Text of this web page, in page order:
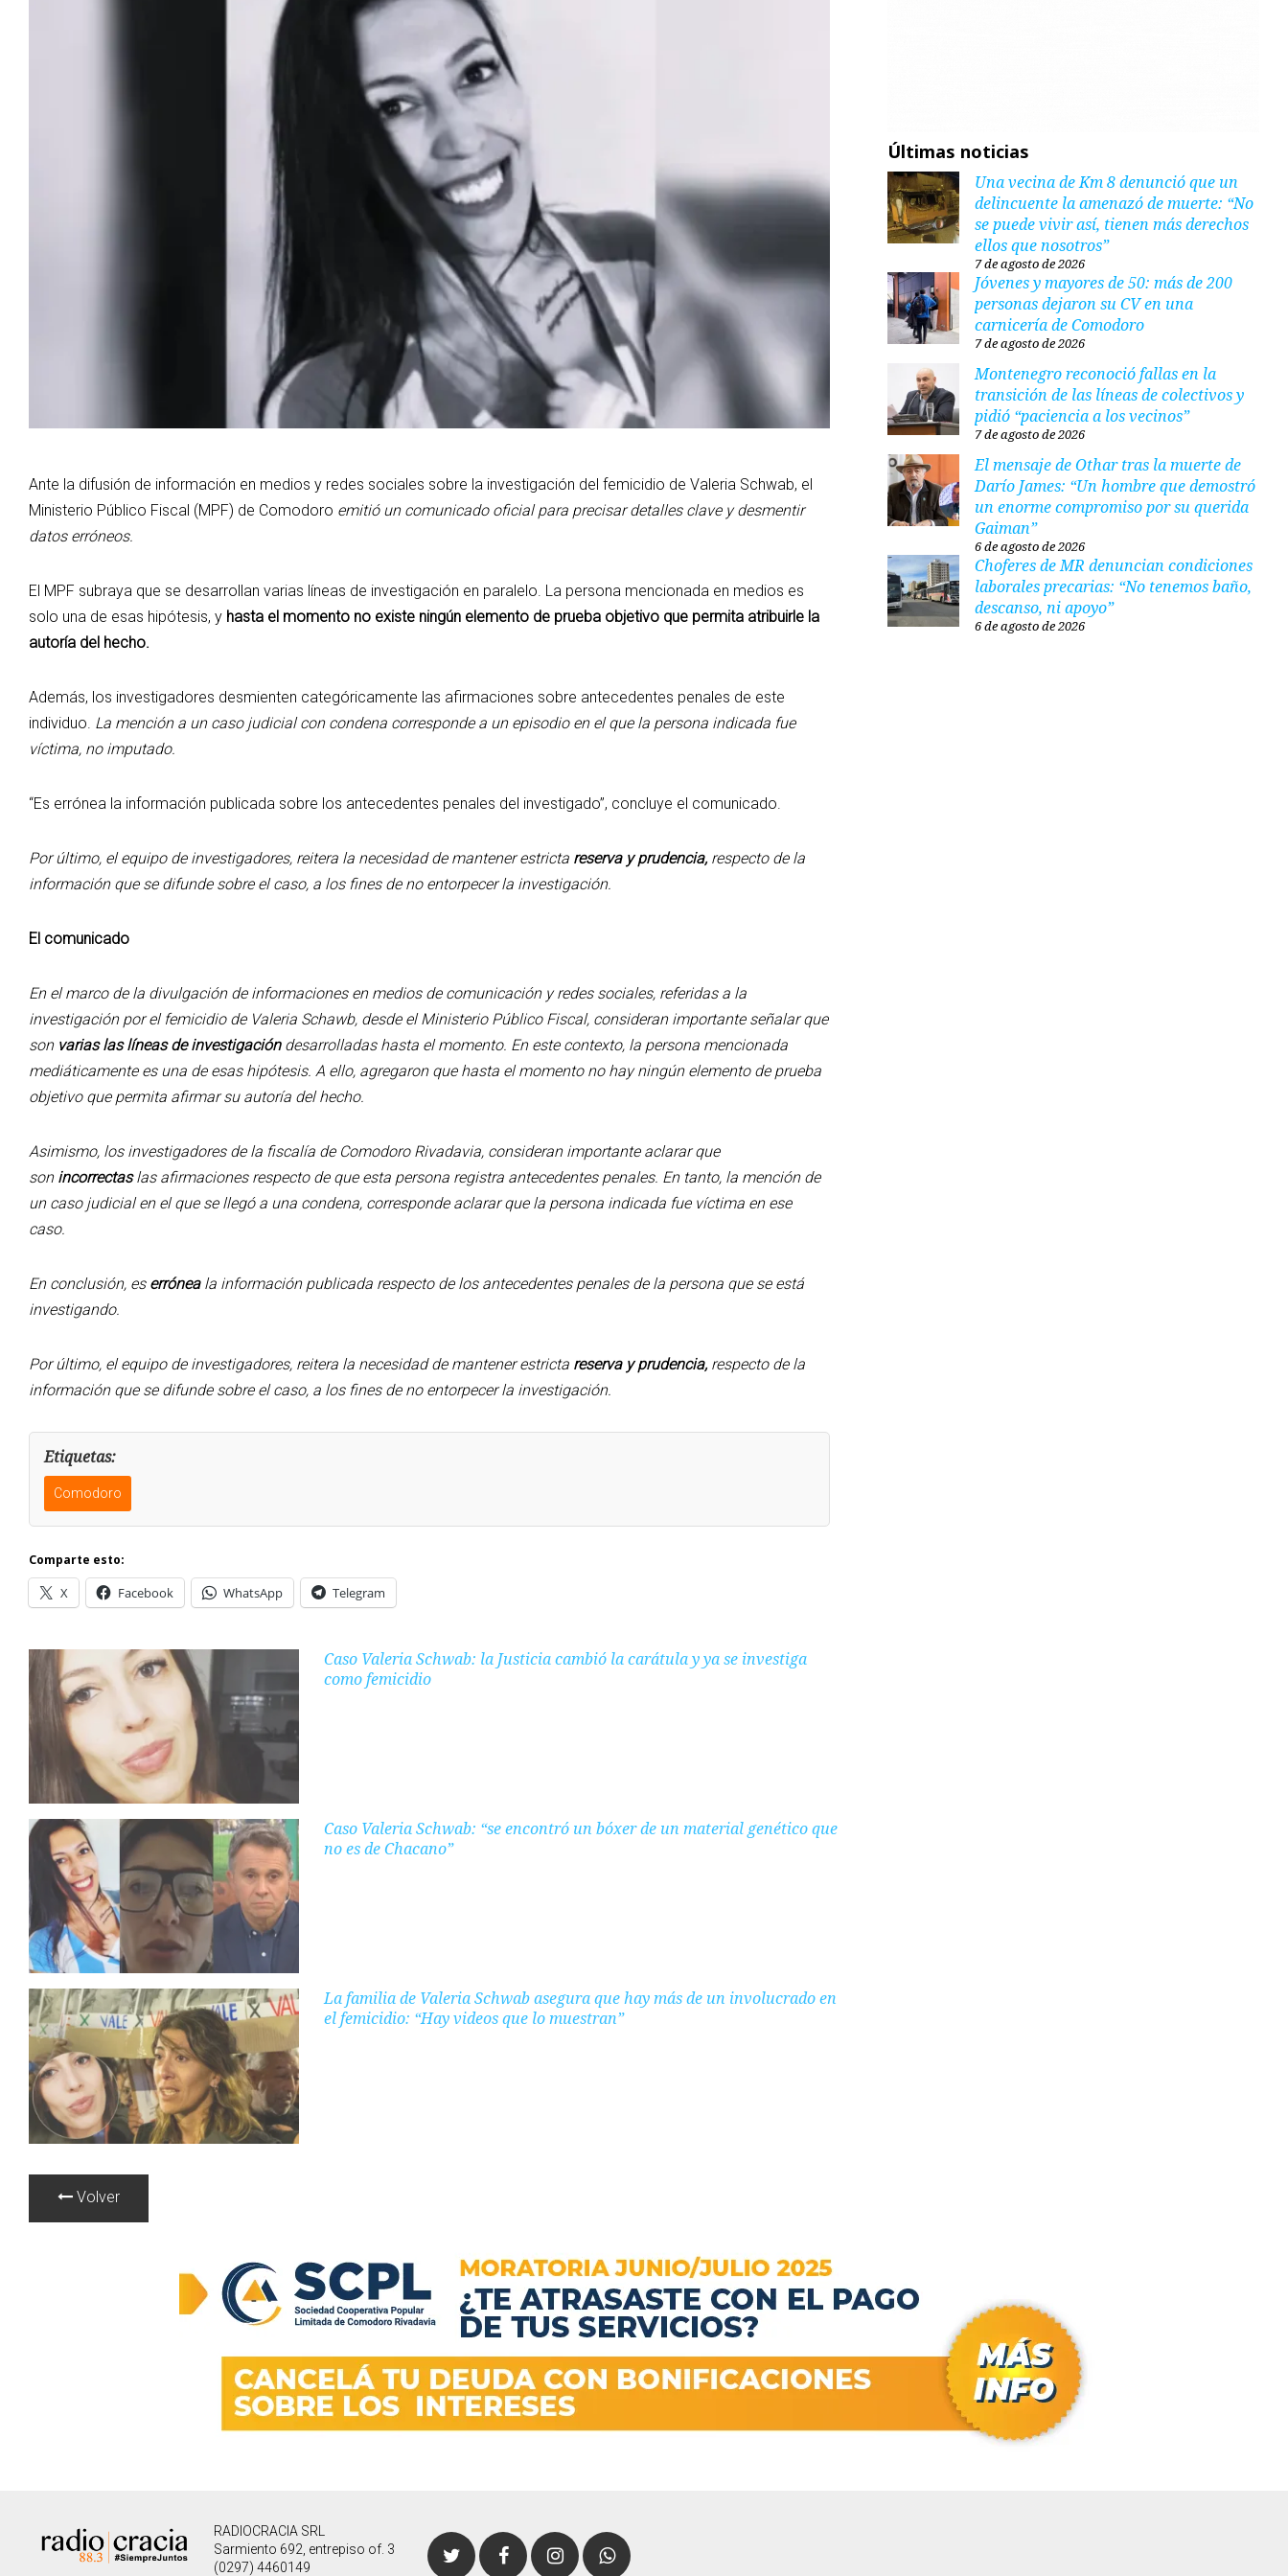
Ante la difusión de información en medios y redes sociales sobre la investigación del femicidio de Valeria Schwab, el
Ministerio Público Fiscal (MPF) de Comodoro emitió un comunicado oficial para precisar detalles clave y desmentir
datos erróneos.
El MPF subraya que se desarrollan varias líneas de investigación en paralelo. La persona mencionada en medios es
solo una de esas hipótesis, y hasta el momento no existe ningún elemento de prueba objetivo que permita atribuirle la
autoría del hecho.
Además, los investigadores desmienten categóricamente las afirmaciones sobre antecedentes penales de este
individuo. La mención a un caso judicial con condena corresponde a un episodio en el que la persona indicada fue
víctima, no imputado.
“Es errónea la información publicada sobre los antecedentes penales del investigado”, concluye el comunicado.
Por último, el equipo de investigadores, reitera la necesidad de mantener estricta reserva y prudencia, respecto de la
información que se difunde sobre el caso, a los fines de no entorpecer la investigación.
El comunicado
En el marco de la divulgación de informaciones en medios de comunicación y redes sociales, referidas a la
investigación por el femicidio de Valeria Schawb, desde el Ministerio Público Fiscal, consideran importante señalar que
son varias las líneas de investigacióndesarrolladas hasta el momento. En este contexto, la persona mencionada
mediáticamente es una de esas hipótesis. A ello, agregaron que hasta el momento no hay ningún elemento de prueba
objetivo que permita afirmar su autoría del hecho.
Asimismo, los investigadores de la fiscalía de Comodoro Rivadavia, consideran importante aclarar que
son incorrectaslas afirmaciones respecto de que esta persona registra antecedentes penales. En tanto, la mención de
un caso judicial en el que se llegó a una condena, corresponde aclarar que la persona indicada fue víctima en ese
caso.
En conclusión, es errónea la información publicada respecto de los antecedentes penales de la persona que se está
investigando.
Por último, el equipo de investigadores, reitera la necesidad de mantener estricta reserva y prudencia, respecto de la
información que se difunde sobre el caso, a los fines de no entorpecer la investigación.
Etiquetas:
Comodoro
Comparte esto:
X Facebook WhatsApp Telegram
Caso Valeria Schwab: la Justicia cambió la carátula y ya se investiga
como femicidio
Caso Valeria Schwab: “se encontró un bóxer de un material genético que
no es de Chacano”
La familia de Valeria Schwab asegura que hay más de un involucrado en
el femicidio: “Hay videos que lo muestran”
Volver
Últimas noticias
Una vecina de Km 8 denunció que un
delincuente la amenazó de muerte: “No
se puede vivir así, tienen más derechos
ellos que nosotros”
7 de agosto de 2026
Jóvenes y mayores de 50: más de 200
personas dejaron su CV en una
carnicería de Comodoro
7 de agosto de 2026
Montenegro reconoció fallas en la
transición de las líneas de colectivos y
pidió “paciencia a los vecinos”
7 de agosto de 2026
El mensaje de Othar tras la muerte de
Darío James: “Un hombre que demostró
un enorme compromiso por su querida
Gaiman”
6 de agosto de 2026
Choferes de MR denuncian condiciones
laborales precarias: “No tenemos baño,
descanso, ni apoyo”
6 de agosto de 2026
RADIOCRACIA SRL
Sarmiento 692, entrepiso of. 3
(0297) 4460149